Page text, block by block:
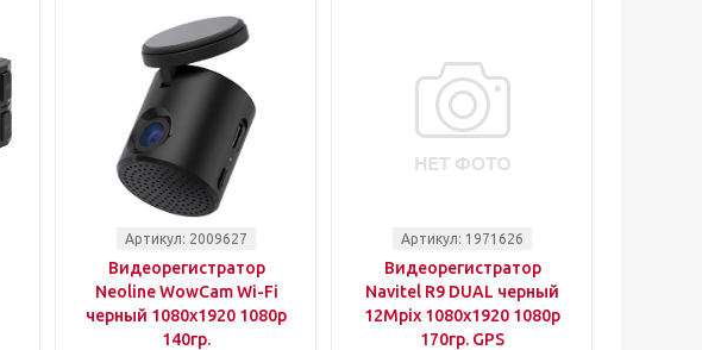
Артикул: 2009627
Видеорегистратор
Neoline WowCam Wi-Fi
черный 1080x1920 1080p
140гр.
Артикул: 1971626
Видеорегистратор
Navitel R9 DUAL черный
12Mpix 1080x1920 1080p
170гр. GPS